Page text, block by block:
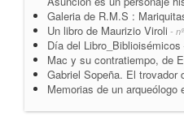
Galeria de R.M.S :
Un libro de Maurizio Viroli -
Día del Libro_Biblioisémicos
Mac y su contratiempo, de
Gabriel Sopeña. El trovador
Memorias de un